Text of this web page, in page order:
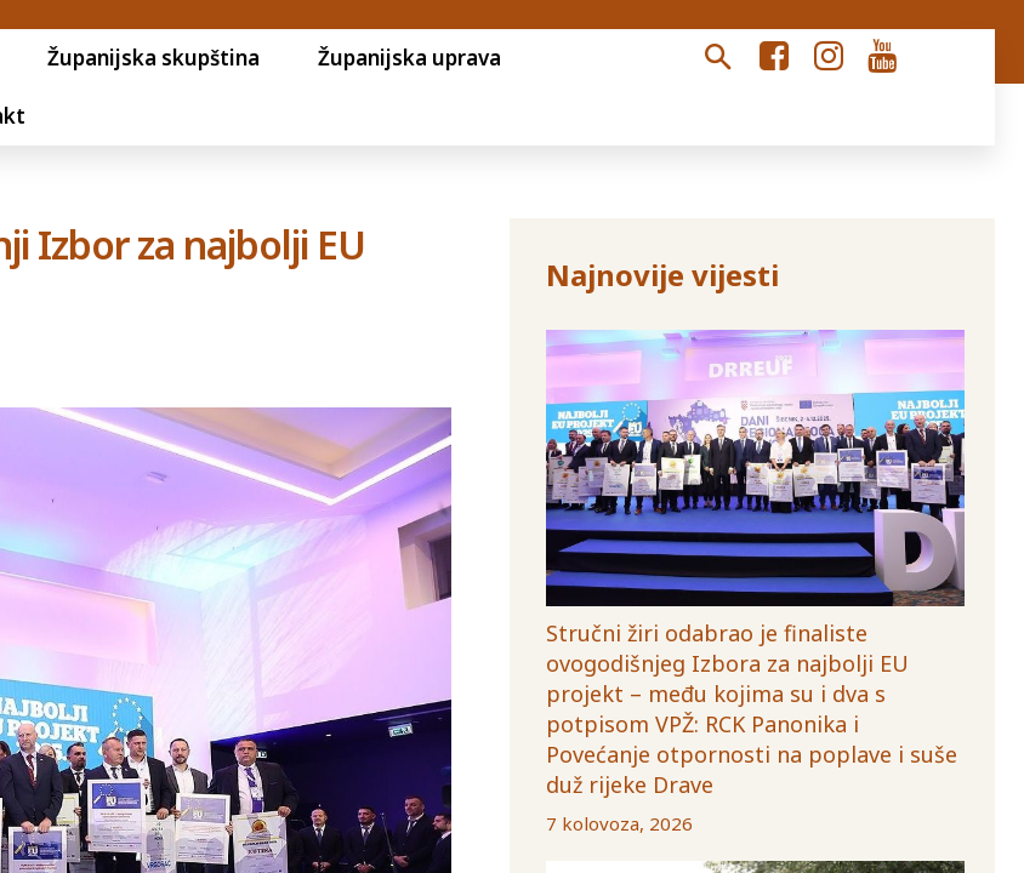
Županijska skupština Županijska uprava
Izbor za najbolji EU
Najnovije vijesti
Stručni žiri odabrao je finaliste
ovogodišnjeg Izbora za najbolji EU
projekt – među kojima su i dva s
potpisom VPŽ: RCK Panonika i
Povećanje otpornosti na poplave i suše
duž rijeke Drave
7 kolovoza, 2026